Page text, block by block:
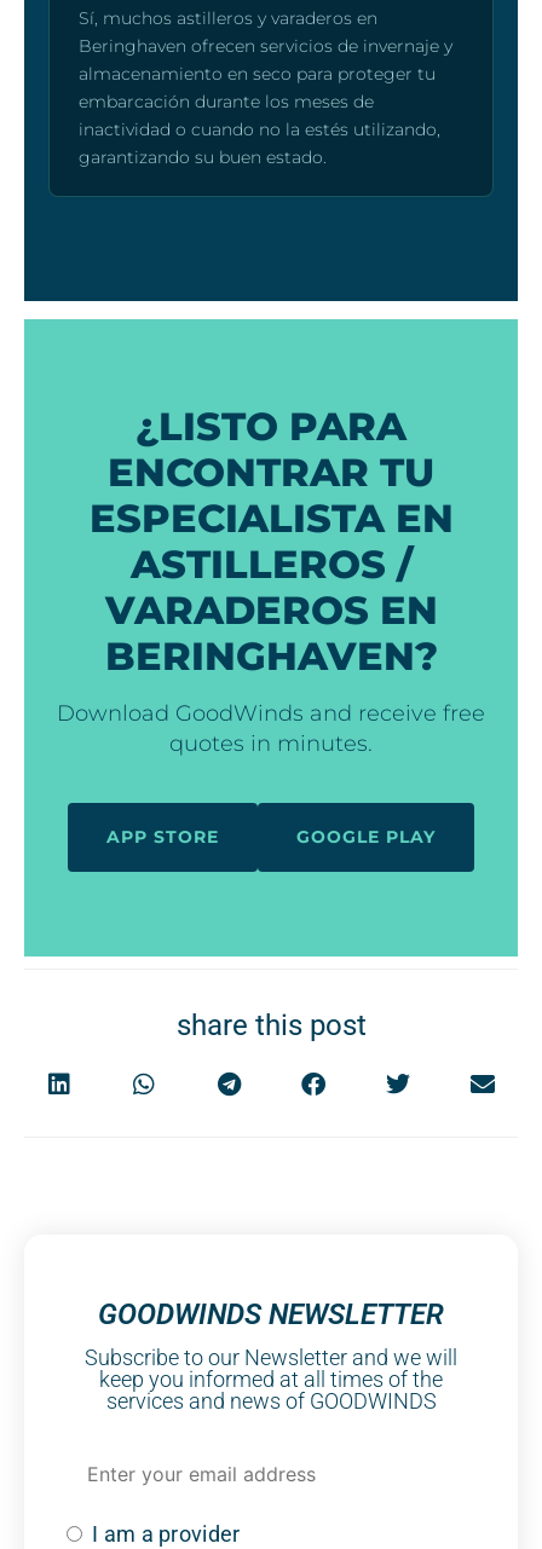
Sí, muchos astilleros y varaderos en
Beringhaven ofrecen servicios de invernaje y
almacenamiento en seco para proteger tu
embarcación durante los meses de
inactividad o cuando no la estés utilizando,
garantizando su buen estado.
¿LISTO PARA
ENCONTRAR TU
ESPECIALISTA EN
ASTILLEROS /
VARADEROS EN
BERINGHAVEN?
Download GoodWinds and receive free
quotes in minutes.
APP STORE GOOGLE PLAY
share this post
GOODWINDS NEWSLETTER
Subscribe to our Newsletter and we will
keep you informed at all times of the
services and news of GOODWINDS
I am a provider